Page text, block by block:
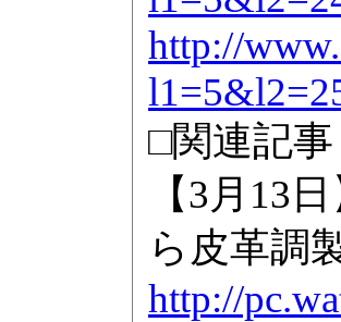
http://
□関連記事
【3月13
ら皮革調
http://